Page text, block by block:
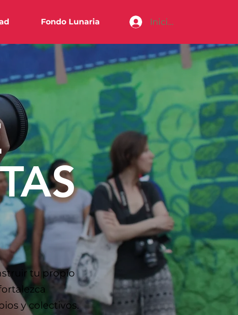
Fondo Lunaria Iniciar sesión
tu propio
y colectivos.